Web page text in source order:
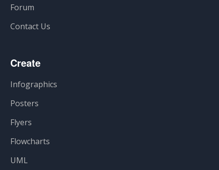
Forum
Contact Us
Create
Infographics
Posters
Flyers
Flowcharts
UML